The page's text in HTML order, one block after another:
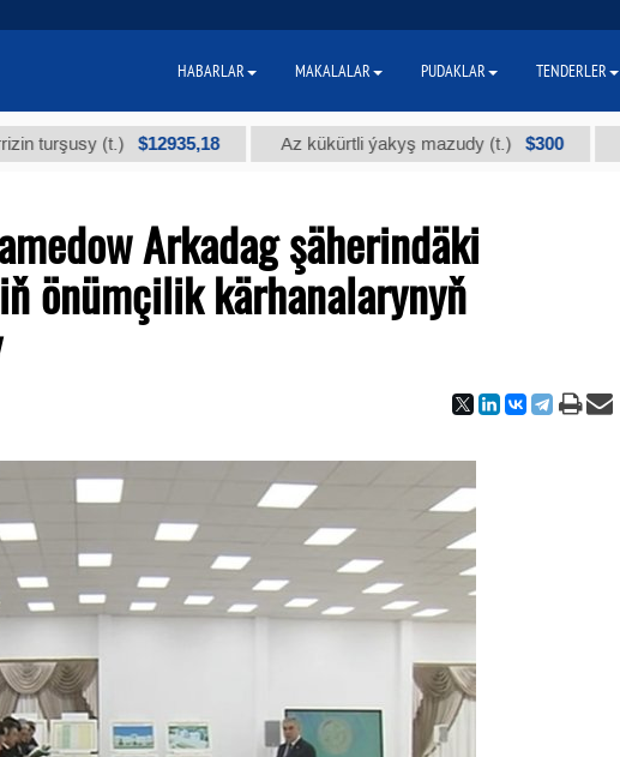
(t.) $12935,18 Az kükürtli ýakyş mazudy (t.) $300 "А"
Arkadag şäherindäki
önümçilik kärhanalarynyň
HABARLAR MAKALALAR PUDAKLAR TENDERLER